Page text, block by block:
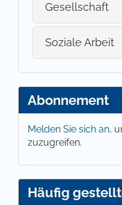
Gesellschaft
Soziale Arbeit
Abonnement
Melden Sie sich an,
zuzugreifen.
Häufig